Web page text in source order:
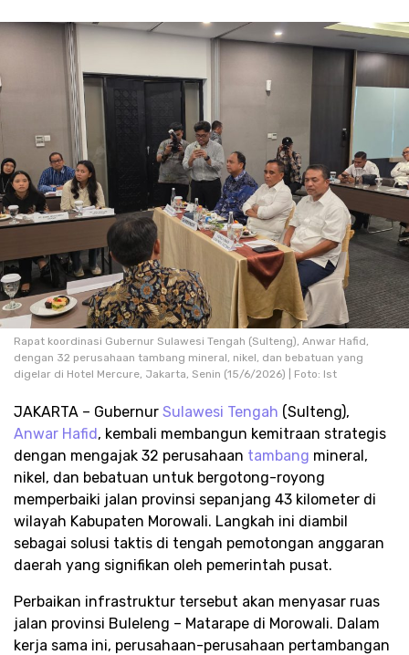
Rapat koordinasi Gubernur Sulawesi Tengah (Sulteng), Anwar Hafid,
dengan 32 perusahaan tambang mineral, nikel, dan bebatuan yang
digelar di Hotel Mercure, Jakarta, Senin (15/6/2026) | Foto: Ist
JAKARTA – Gubernur Sulawesi Tengah (Sulteng),
Anwar Hafid, kembali membangun kemitraan strategis
dengan mengajak 32 perusahaan tambang mineral,
nikel, dan bebatuan untuk bergotong-royong
memperbaiki jalan provinsi sepanjang 43 kilometer di
wilayah Kabupaten Morowali. Langkah ini diambil
sebagai solusi taktis di tengah pemotongan anggaran
daerah yang signifikan oleh pemerintah pusat.​
Perbaikan infrastruktur tersebut akan menyasar ruas
jalan provinsi Buleleng – Matarape di Morowali. Dalam
kerja sama ini, perusahaan-perusahaan pertambangan